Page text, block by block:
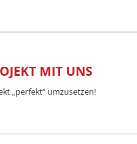
MIT UNS
„perfekt“ umzusetzen!